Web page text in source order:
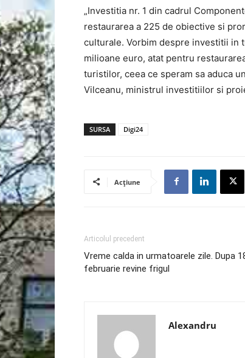
„Investitia nr. 1 din cadrul
restaurarea a 225 de obiective si
culturale. Vorbim despre investitii in
milioane euro, atat pentru
turistilor, ceea ce speram sa aduca
Vilceanu, ministrul investitiilor si
SURSA Digi24
Acțiune
Articolul precedent
Vreme calda in urmatoarele zile. Dupa
februarie revine frigul
Alexandru